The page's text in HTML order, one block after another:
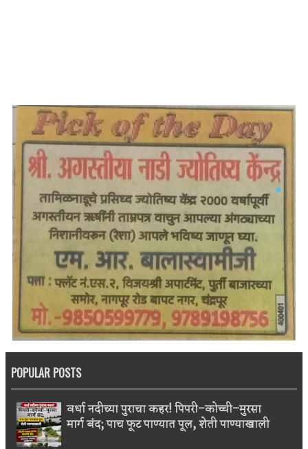
POPULAR POSTS
वर्धा नदीच्या पुराचा कहर! पिपरी–कोच्ची–मुरसा
मार्ग बंद; पाच फूट पाण्यात पूल, शेती पाण्याखाली